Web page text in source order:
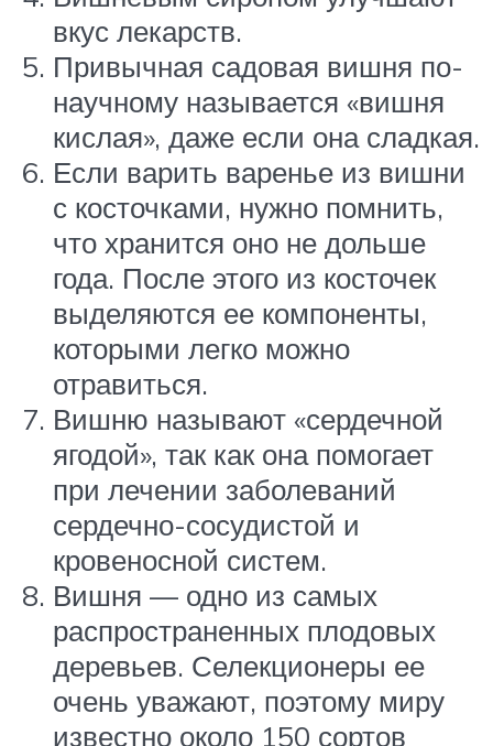
вкус лекарств.
Привычная садовая вишня по-
научному называется «вишня
кислая», даже если она сладкая.
Если варить варенье из вишни
с косточками, нужно помнить,
что хранится оно не дольше
года. После этого из косточек
выделяются ее компоненты,
которыми легко можно
отравиться.
Вишню называют «сердечной
ягодой», так как она помогает
при лечении заболеваний
сердечно-сосудистой и
кровеносной систем.
Вишня — одно из самых
распространенных плодовых
деревьев. Селекционеры ее
очень уважают, поэтому миру
известно около 150 сортов